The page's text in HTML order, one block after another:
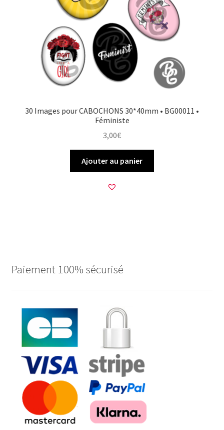
30 Images pour CABOCHONS 30*40mm • BG00011 •
Féministe
3,00€
Ajouter au panier
Paiement 100% sécurisé